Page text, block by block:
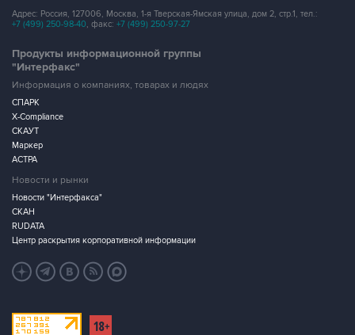
Адрес: Россия, 127006, Москва, 1-я Тверская-Ямская улица, дом 2, стр.1, тел.:
+7 (499) 250-98-40, факс: +7 (499) 250-97-27
Продукты информационной группы
"Интерфакс"
Информация о компаниях, товарах и людях
СПАРК
X-Compliance
СКАУТ
Маркер
АСТРА
Новости и рынки
Новости "Интерфакса"
СКАН
RUDATA
Центр раскрытия корпоративной информации